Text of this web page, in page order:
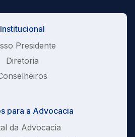
Institucional
Presidente
Diretoria
para a Advocacia
da Advocacia